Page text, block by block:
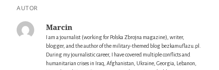
AUTOR
Marcin
I am a journalist (working for Polska Zbrojna magazine), writer,
blogger, and the author of the military-themed blog bezkamuflazu.pl.
During my journalistic career, I have covered multiple conflicts and
humanitarian crises in Iraq, Afghanistan, Ukraine, Georgia, Lebanon,